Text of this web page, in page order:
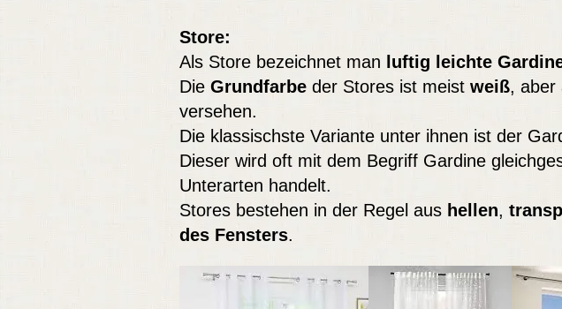
Store:
Als Store bezeichnet man
luftig leichte
Die Grundfarbe der Stores ist meist weiß, aber
versehen.
Die klassischste Variante unter ihnen ist der
Dieser wird oft mit dem Begriff Gardine
Unterarten handelt.
Stores bestehen in der Regel aus hellen,
des Fensters.